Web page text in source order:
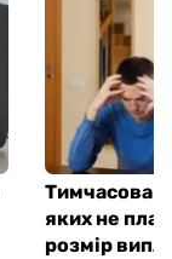
Тимчасова
яких не
розмір